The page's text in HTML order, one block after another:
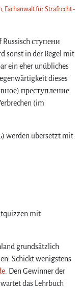
Fachanwalt für Strafrecht -
ступени
sonst in der Regel mit
ein eher unübliches
dieses
преступление
(im
werden übersetzt mit:
mit
grundsätzlich
Schickt wenigstens
. Den Gewinner der
das Lehrbuch